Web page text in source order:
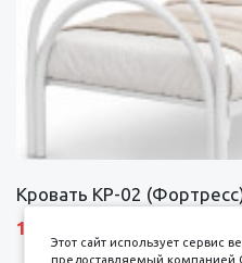
Кровать КР-02
10690 р.
Этот сайт использует сервис
предоставляемый компанией